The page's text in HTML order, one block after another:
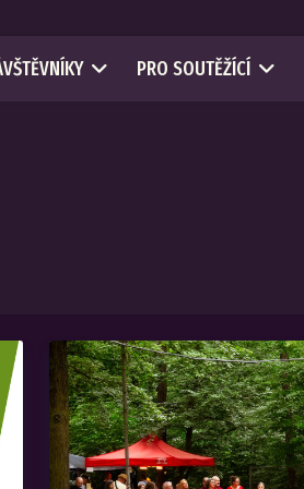
PRO SOUTĚŽÍCÍ